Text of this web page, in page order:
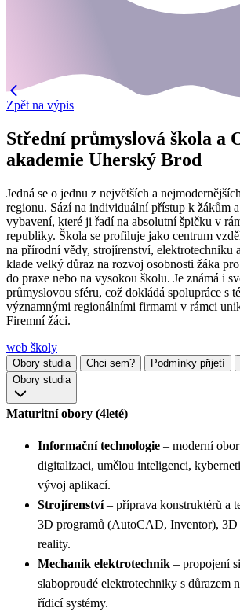
Zpět na výpis
Střední průmyslová škola a
akademie Uherský Brod
Jedná se o jednu z největších a
regionu. Sází na individuální přístup k žákům
vybavení, které ji řadí na absolutní špičku v
republiky. Škola se profiluje jako centrum
na přírodní vědy, strojírenství, elektrotechniku
klade velký důraz na rozvoj osobnosti žáka
do praxe nebo na vysokou školu. Je známá i
průmyslovou sféru, což dokládá spolupráce s
významnými regionálními firmami v rámci
Firemní žáci.
web školy
Obory studia Chci sem? Podmínky přijetí
Obory studia
Maturitní obory (4leté)
Informační technologie – moderní
digitalizaci, umělou inteligenci,
vývoj aplikací.
Strojírenství– příprava konstruktérů a
3D programů (AutoCAD, Inventor),
reality.
Mechanik elektrotechnik – propojení
slaboproudé elektrotechniky s důrazem
řídicí systémy.